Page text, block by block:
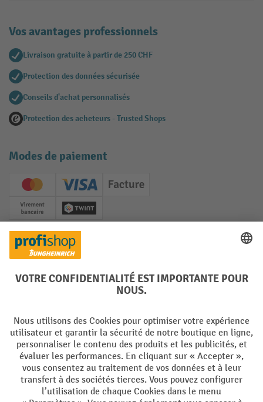
Vos avantages professionnels
Livraison gratuite à partir de 250 CHF
Protection des données sécurisée
Conseils d'achat personnalisés
Protection des acheteurs - Trusted Shops
Modes de paiement
Creditcard (Master)Creditcard (Visa)
Facture
Paiement anticipé
Twint
Réseaux sociaux
Facebook
YouTube
LinkedIn
Instagram
Langues
DE FR
Conditions générales de vente Mentions Légales